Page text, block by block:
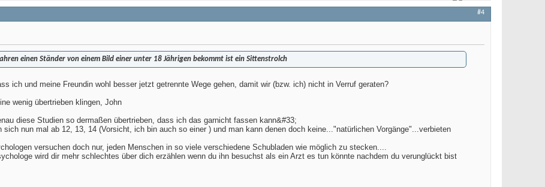
#4
einen Ständer von einem Bild einer unter 18 Jährigen bekommt ist ein Sittenstrolch
ich und meine Freundin wohl besser jetzt getrennte Wege gehen, damit wir (bzw. ich) nicht in Verruf geraten?
wenig übertrieben klingen, John
diese Studien so dermaßen übertrieben, dass ich das garnicht fassen kann&#33;
sich nun mal ab 12, 13, 14 (Vorsicht, ich bin auch so einer ) und man kann denen doch keine..."natürlichen Vorgänge"...verbieten
versuchen doch nur, jeden Menschen in so viele verschiedene Schubladen wie möglich zu stecken....
wird dir mehr schlechtes über dich erzählen wenn du ihn besuchst als ein Arzt es tun könnte nachdem du verunglückt bist